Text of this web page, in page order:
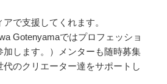
で支援してくれます。
Gotenyamaではプロフェッショ
します。）メンターも随時募集
のクリエーター達をサポートし